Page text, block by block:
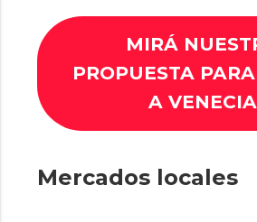
MIRÁ
PROPUESTA
A VENECIA
Mercados locales